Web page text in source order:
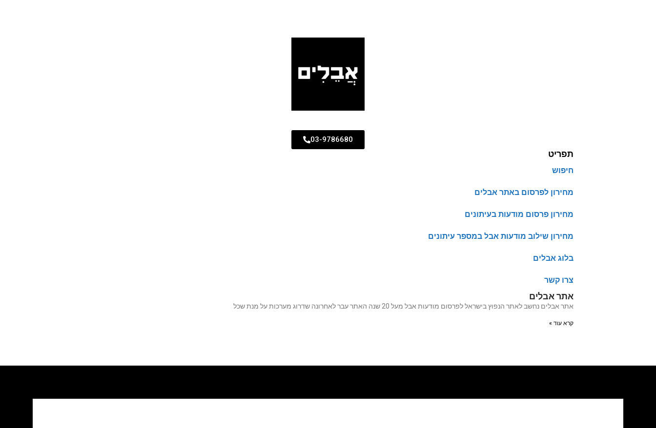
03-9786680
תפריט
חיפוש
מחירון לפרסום באתר אבלים
מחירון פרסום מודעות בעיתונים
מחירון שילוב מודעות אבל במספר עיתונים
בלוג אבלים
צרו קשר
אתר אבלים
אתר אבלים נחשב לאתר הנפוץ בישראל לפרסום מודעות אבל מעל 20 שנה האתר עבר לאחרונה שדרוג מערכות על מנת שכל
קרא עוד »